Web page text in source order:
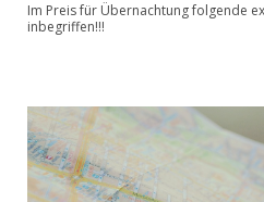
Im Preis für Übernachtung folgende
inbegriffen!!!